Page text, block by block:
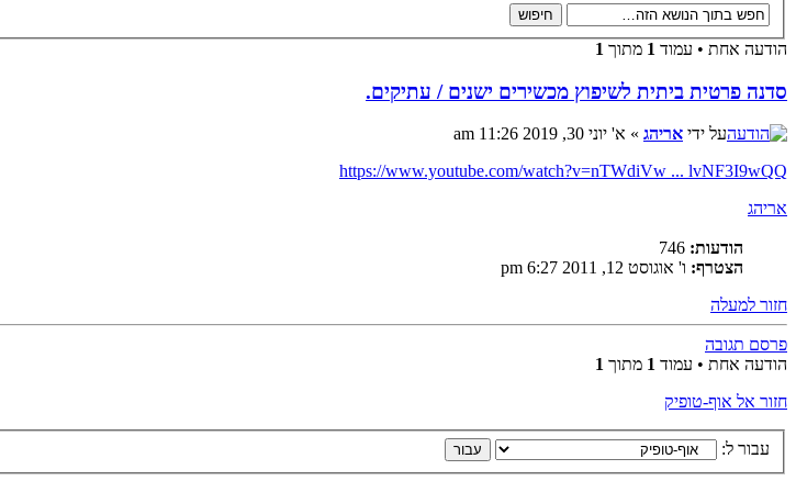
הודעה אחת • עמוד 1 מתוך 1
סדנה פרטית ביתית לשיפוץ מכשירים ישנים / עתיקים.
על ידי אריהג » א' יוני 30, 2019 11:26 am
https://www.youtube.com/watch?v=nTWdiVw ... lvNF3I9wQQ
אריהג
הודעות:
הצטרף: ו' אוגוסט 12, 2011 6:27 pm
חזור למעלה
פרסם תגובה
הודעה אחת • עמוד 1 מתוך 1
חזור אל אוף-טופיק
עבור ל: